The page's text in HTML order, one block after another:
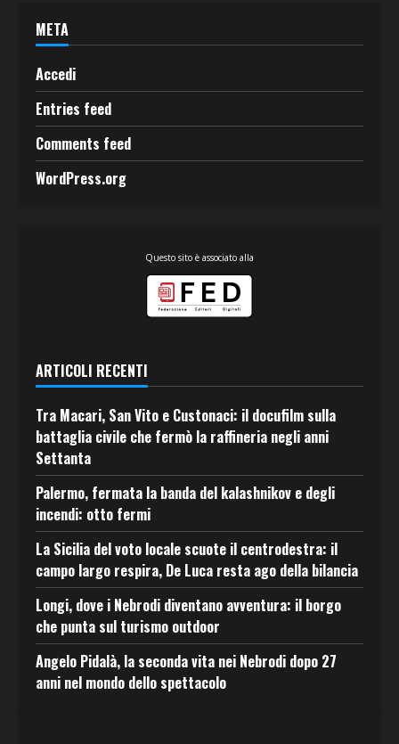
META
Accedi
Entries feed
Comments feed
WordPress.org
Questo sito è associato alla
ARTICOLI RECENTI
Tra Macari, San Vito e Custonaci: il docufilm sulla
battaglia civile che fermò la raffineria negli anni
Settanta
Palermo, fermata la banda del kalashnikov e degli
incendi: otto fermi
La Sicilia del voto locale scuote il centrodestra: il
campo largo respira, De Luca resta ago della bilancia
Longi, dove i Nebrodi diventano avventura: il borgo
che punta sul turismo outdoor
Angelo Pidalà, la seconda vita nei Nebrodi dopo 27
anni nel mondo dello spettacolo